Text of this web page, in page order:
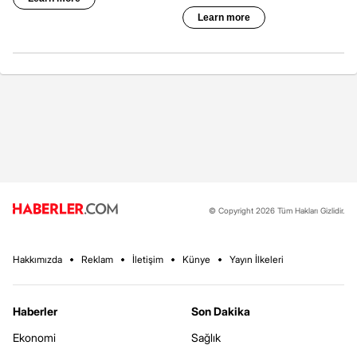
© Copyright 2026 Tüm Hakları Gizlidir.
Hakkımızda Reklam İletişim Künye Yayın İlkeleri
Haberler
Ekonomi
Son Dakika
Sağlık